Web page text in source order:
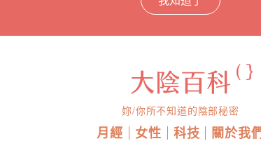
妳/你所不知道的陰部秘密
月經 女性 科技 關於我